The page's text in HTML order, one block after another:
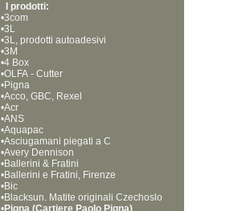
I prodotti:
•3com
•3L
•3L, prodotti autoadesivi
•3M
•4 Box
•OLFA - Cutter
•Pigna
•Acco, GBC, Rexel
•Acr
•ANS
•Aquapac
•Asciugamani piegati a C
•Avery Dennison
•Ballerini & Fratini
•Ballerini e Fratini, Firenze
•Bic
•Blacksun. Matite originali Czechoslo
vakia, Bohemia Works
•Pigna (Cartiere Paolo Pigna)